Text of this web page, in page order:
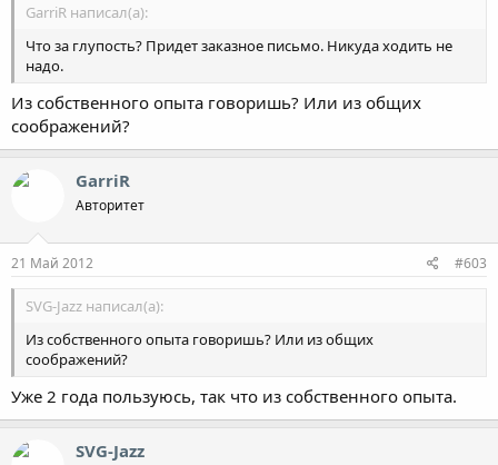
GarriR написал(а):
Что за глупость? Придет заказное письмо. Никуда ходить не
надо.
Из собственного опыта говоришь? Или из общих
соображений?
GarriR
Авторитет
21 Май 2012 #603
SVG-Jazz написал(а):
Из собственного опыта говоришь? Или из общих
соображений?
Уже 2 года пользуюсь, так что из собственного опыта.
SVG-Jazz